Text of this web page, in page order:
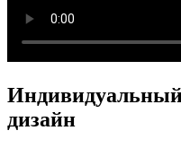
дизайн